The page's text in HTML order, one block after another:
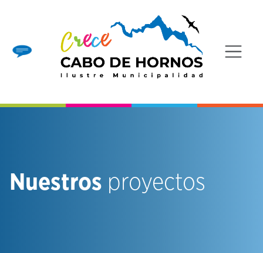
Nuestros proyectos